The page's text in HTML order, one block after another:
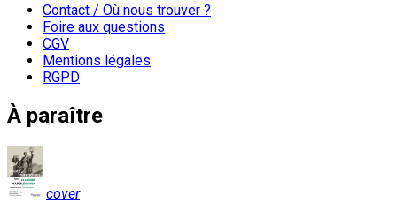
Contact / Où nous trouver ?
Foire aux questions
CGV
Mentions légales
RGPD
À paraître
cover